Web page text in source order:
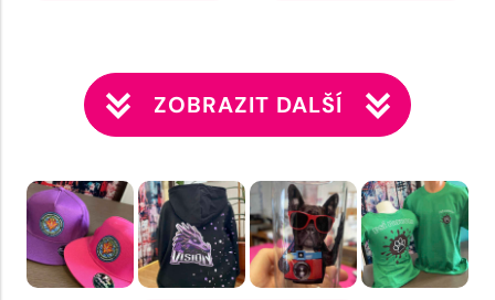
ZOBRAZIT DALŠÍ